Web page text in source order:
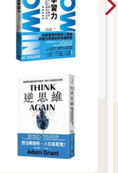
？都到樂天世界了，應該要吃辣
在一旁邊吃邊聊。
心地說：
戀愛、結婚、養家糊口啊。」
過得真快。」
通關。讀高中時，他時常去光
經濟狀況，絕對不是有錢人
就和社區裡某個住在便宜中古
：